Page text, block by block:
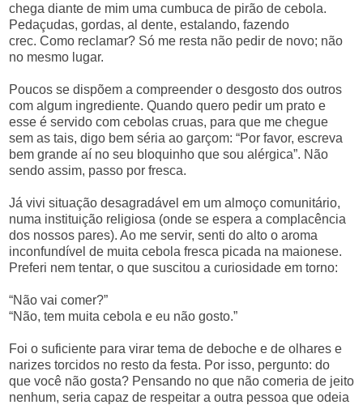
chega diante de mim uma cumbuca de pirão de cebola.
Pedaçudas, gordas, al dente, estalando, fazendo
crec. Como reclamar? Só me resta não pedir de novo; não
no mesmo lugar.
Poucos se dispõem a compreender o desgosto dos outros
com algum ingrediente. Quando quero pedir um prato e
esse é servido com cebolas cruas, para que me chegue
sem as tais, digo bem séria ao garçom: “Por favor, escreva
bem grande aí no seu bloquinho que sou alérgica”. Não
sendo assim, passo por fresca.
Já vivi situação desagradável em um almoço comunitário,
numa instituição religiosa (onde se espera a complacência
dos nossos pares). Ao me servir, senti do alto o aroma
inconfundível de muita cebola fresca picada na maionese.
Preferi nem tentar, o que suscitou a curiosidade em torno:
“Não vai comer?”
“Não, tem muita cebola e eu não gosto.”
Foi o suficiente para virar tema de deboche e de olhares e
narizes torcidos no resto da festa. Por isso, pergunto: do
que você não gosta? Pensando no que não comeria de jeito
nenhum, seria capaz de respeitar a outra pessoa que odeia